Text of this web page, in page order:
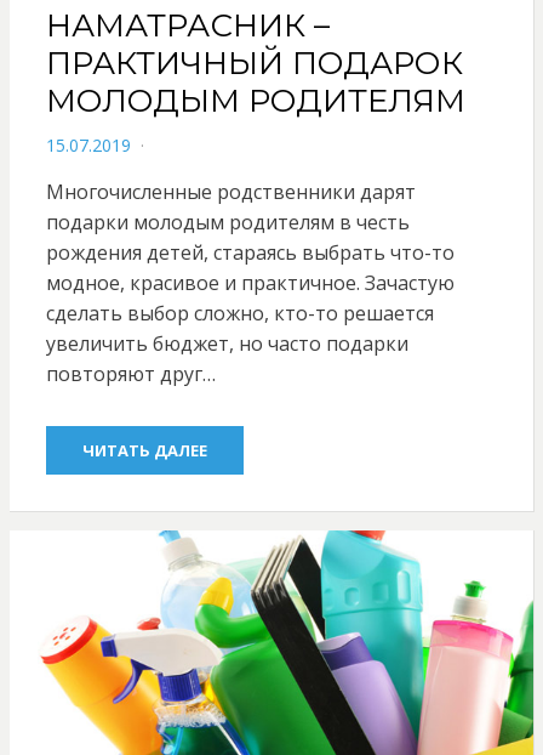
НАМАТРАСНИК –
ПРАКТИЧНЫЙ ПОДАРОК
МОЛОДЫМ РОДИТЕЛЯМ
POSTED
15.07.2019
Многочисленные родственники дарят
подарки молодым родителям в честь
рождения детей, стараясь выбрать что-то
модное, красивое и практичное. Зачастую
сделать выбор сложно, кто-то решается
увеличить бюджет, но часто подарки
повторяют друг…
ЧИТАТЬ ДАЛЕЕ